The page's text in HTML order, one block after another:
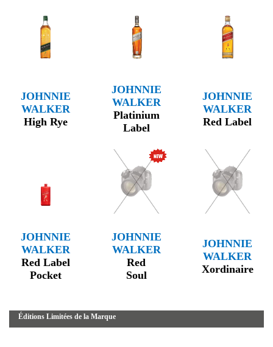
JOHNNIE
WALKER
High Rye
JOHNNIE
WALKER
Platinium
Label
JOHNNIE
WALKER
Red Label
JOHNNIE
WALKER
Red Label
Pocket
JOHNNIE
WALKER
Red
Soul
JOHNNIE
WALKER
Xordinaire
Éditions Limitées de la Marque